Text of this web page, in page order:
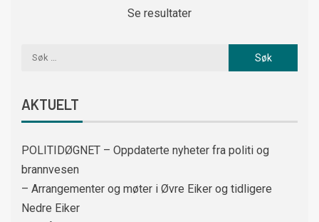
Se resultater
AKTUELT
POLITIDØGNET – Oppdaterte nyheter fra politi og
brannvesen
– Arrangementer og møter i Øvre Eiker og tidligere
Nedre Eiker